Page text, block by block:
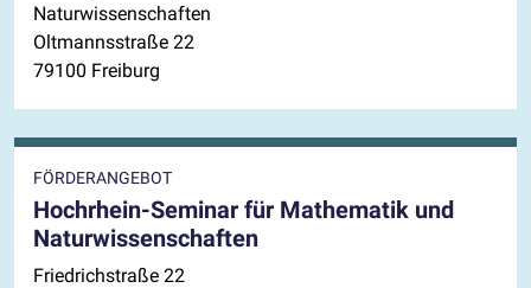
Naturwissenschaften
Oltmannsstraße 22
79100 Freiburg
FÖRDERANGEBOT
Hochrhein-Seminar für Mathematik und
Naturwissenschaften
Friedrichstraße 22